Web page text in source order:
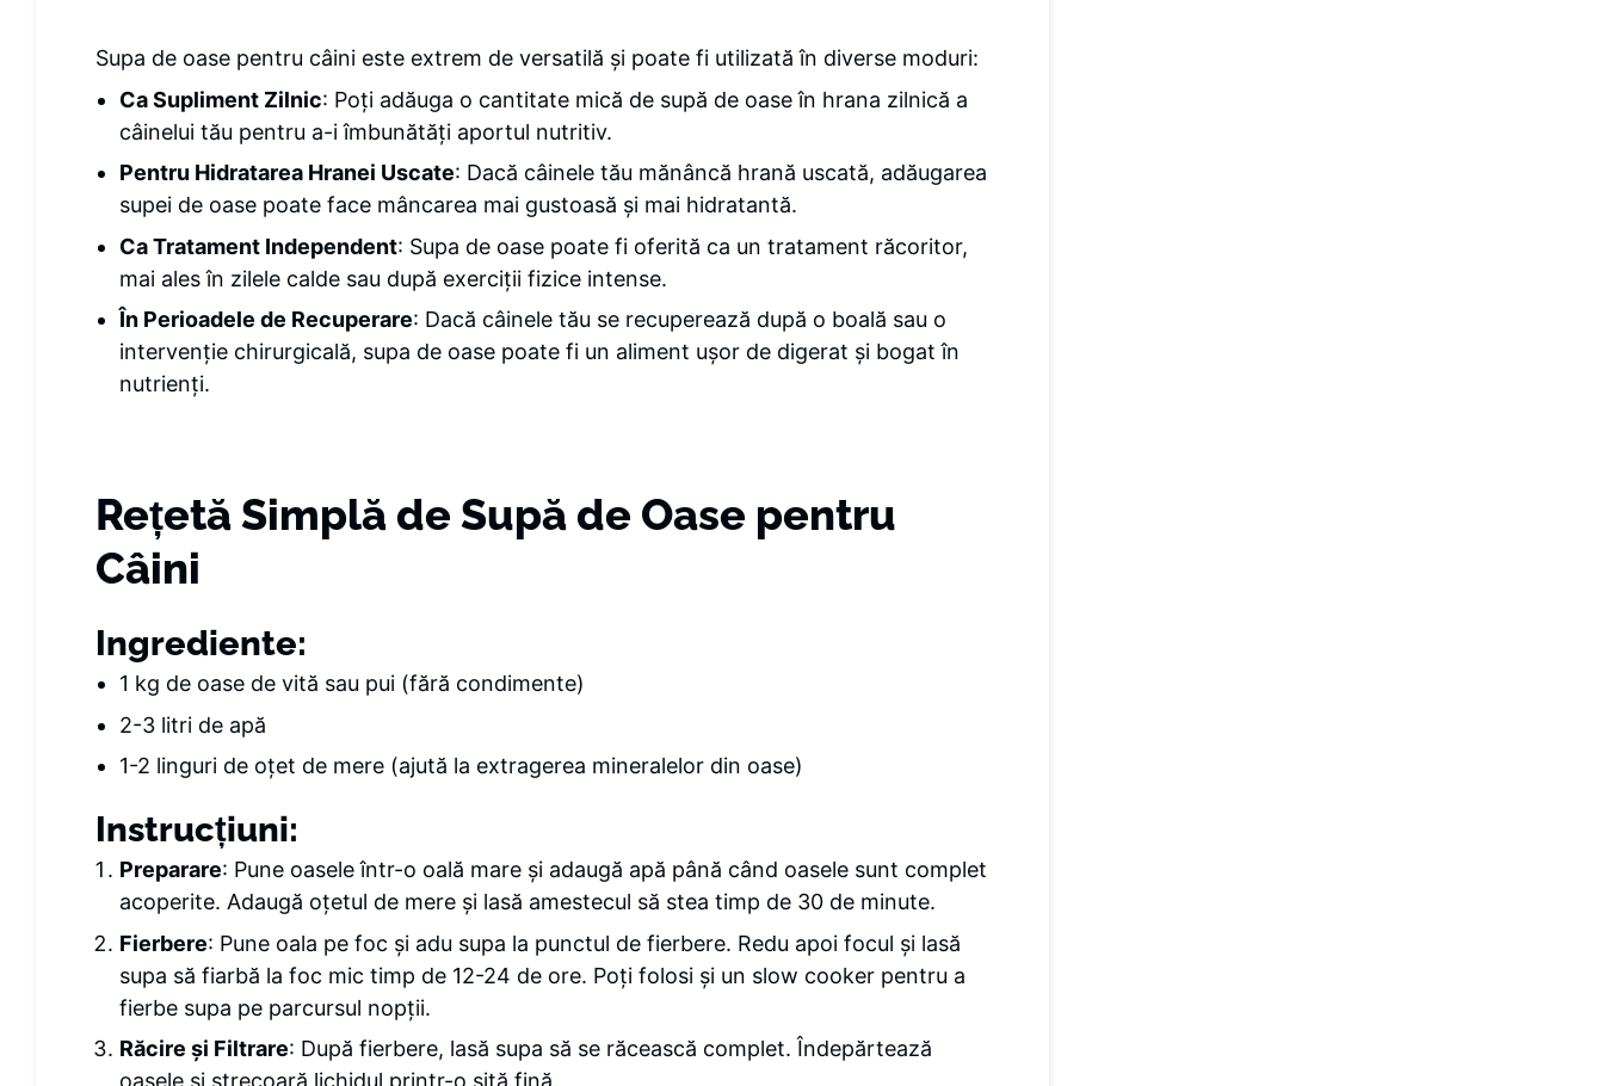
Supa de oase pentru câini este extrem de versatilă și poate fi utilizată în diverse moduri:
Ca Supliment Zilnic: Poți adăuga o cantitate mică de supă de oase în hrana zilnică a
câinelui tău pentru a-i îmbunătăți aportul nutritiv.
Pentru Hidratarea Hranei Uscate: Dacă câinele tău mănâncă hrană uscată, adăugarea
supei de oase poate face mâncarea mai gustoasă și mai hidratantă.
Ca Tratament Independent: Supa de oase poate fi oferită ca un tratament răcoritor,
mai ales în zilele calde sau după exerciții fizice intense.
În Perioadele de Recuperare: Dacă câinele tău se recuperează după o boală sau o
intervenție chirurgicală, supa de oase poate fi un aliment ușor de digerat și bogat în
nutrienți.
Rețetă Simplă de Supă de Oase pentru
Câini
Ingrediente:
1 kg de oase de vită sau pui (fără condimente)
2-3 litri de apă
1-2 linguri de oțet de mere (ajută la extragerea mineralelor din oase)
Instrucțiuni:
Preparare: Pune oasele într-o oală mare și adaugă apă până când oasele sunt complet
acoperite. Adaugă oțetul de mere și lasă amestecul să stea timp de 30 de minute.
Fierbere: Pune oala pe foc și adu supa la punctul de fierbere. Redu apoi focul și lasă
supa să fiarbă la foc mic timp de 12-24 de ore. Poți folosi și un slow cooker pentru a
fierbe supa pe parcursul nopții.
Răcire și Filtrare: După fierbere, lasă supa să se răcească complet. Îndepărtează
oasele și strecoară lichidul printr-o sită fină.